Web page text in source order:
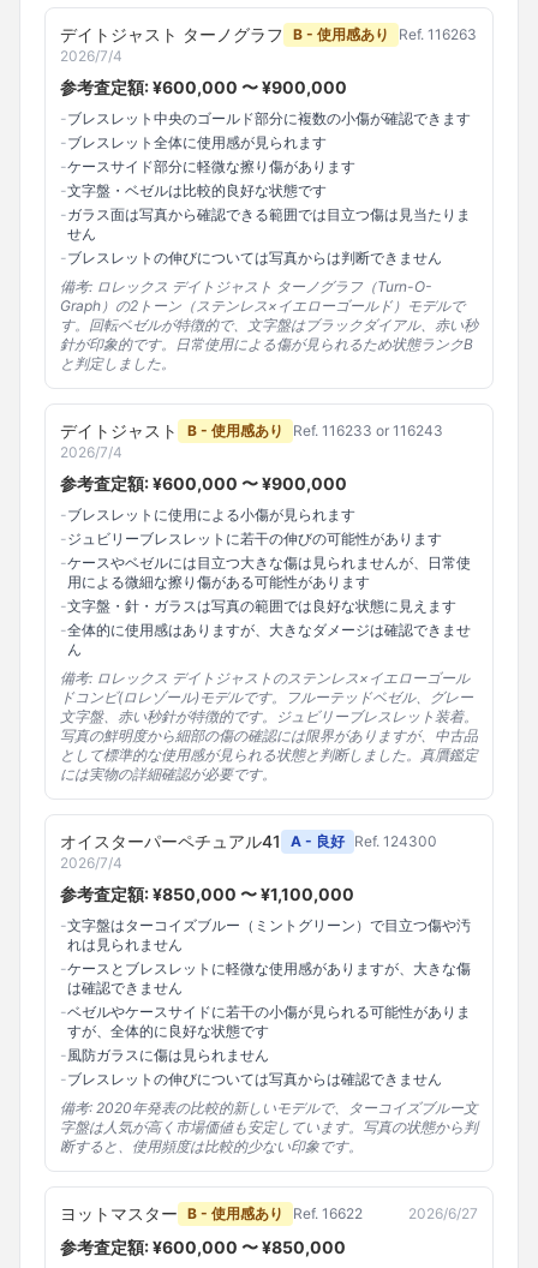
デイトジャスト ターノグラフ B - 使用感あり Ref. 116263
2026/7/4
参考査定額: ¥600,000 〜 ¥900,000
-ブレスレット中央のゴールド部分に複数の小傷が確認できます
-ブレスレット全体に使用感が見られます
-ケースサイド部分に軽微な擦り傷があります
-文字盤・ベゼルは比較的良好な状態です
-ガラス面は写真から確認できる範囲では目立つ傷は見当たりま
せん
-ブレスレットの伸びについては写真からは判断できません
備考: ロレックス デイトジャスト ターノグラフ（Turn-O-
Graph）の2トーン（ステンレス×イエローゴールド）モデルで
す。回転ベゼルが特徴的で、文字盤はブラックダイアル、赤い秒
針が印象的です。日常使用による傷が見られるため状態ランクB
と判定しました。
デイトジャスト B - 使用感あり Ref. 116233 or 116243
2026/7/4
参考査定額: ¥600,000 〜 ¥900,000
-ブレスレットに使用による小傷が見られます
-ジュビリーブレスレットに若干の伸びの可能性があります
-ケースやベゼルには目立つ大きな傷は見られませんが、日常使
用による微細な擦り傷がある可能性があります
-文字盤・針・ガラスは写真の範囲では良好な状態に見えます
-全体的に使用感はありますが、大きなダメージは確認できませ
ん
備考: ロレックス デイトジャストのステンレス×イエローゴール
ドコンビ(ロレゾール)モデルです。フルーテッドベゼル、グレー
文字盤、赤い秒針が特徴的です。ジュビリーブレスレット装着。
写真の鮮明度から細部の傷の確認には限界がありますが、中古品
として標準的な使用感が見られる状態と判断しました。真贋鑑定
には実物の詳細確認が必要です。
オイスターパーペチュアル41 A - 良好 Ref. 124300
2026/7/4
参考査定額: ¥850,000 〜 ¥1,100,000
-文字盤はターコイズブルー（ミントグリーン）で目立つ傷や汚
れは見られません
-ケースとブレスレットに軽微な使用感がありますが、大きな傷
は確認できません
-ベゼルやケースサイドに若干の小傷が見られる可能性がありま
すが、全体的に良好な状態です
-風防ガラスに傷は見られません
-ブレスレットの伸びについては写真からは確認できません
備考: 2020年発表の比較的新しいモデルで、ターコイズブルー文
字盤は人気が高く市場価値も安定しています。写真の状態から判
断すると、使用頻度は比較的少ない印象です。
ヨットマスター B - 使用感あり Ref. 16622 2026/6/27
参考査定額: ¥600,000 〜 ¥850,000